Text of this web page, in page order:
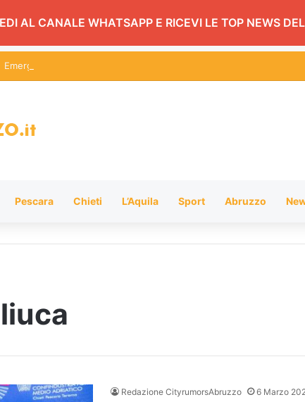
AL CANALE WHATSAPP E RICEVI LE TOP NEWS
Emergenza incendi: dopo Montefino (spento) focolaio a Penna
Pescara Chieti L’Aquila Sport Abruzzo
Redazione CityrumorsAbruzzo 6 Marzo